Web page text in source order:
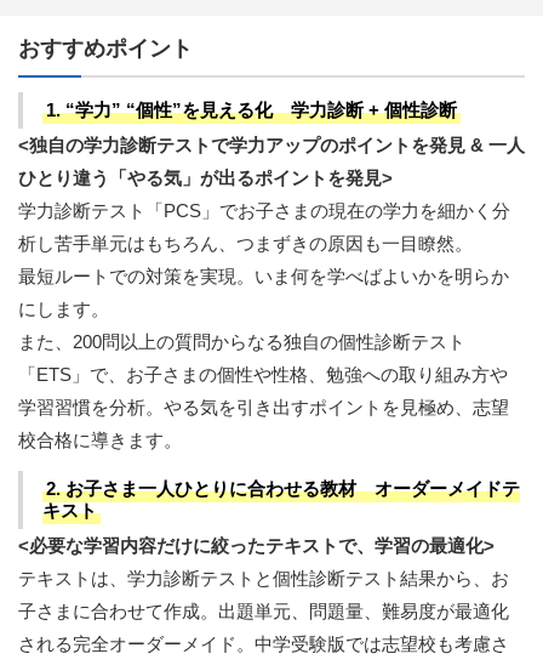
おすすめポイント
1. “学力” “個性”を見える化 学力診断 + 個性診断
<独自の学力診断テストで学力アップのポイントを発見 & 一人
ひとり違う「やる気」が出るポイントを発見>
学力診断テスト「PCS」でお子さまの現在の学力を細かく分
析し苦手単元はもちろん、つまずきの原因も一目瞭然。
最短ルートでの対策を実現。いま何を学べばよいかを明らか
にします。
また、200問以上の質問からなる独自の個性診断テスト
「ETS」で、お子さまの個性や性格、勉強への取り組み方や
学習習慣を分析。やる気を引き出すポイントを見極め、志望
校合格に導きます。
2. お子さま一人ひとりに合わせる教材 オーダーメイドテ
キスト
<必要な学習内容だけに絞ったテキストで、学習の最適化>
テキストは、学力診断テストと個性診断テスト結果から、お
子さまに合わせて作成。出題単元、問題量、難易度が最適化
される完全オーダーメイド。中学受験版では志望校も考慮さ